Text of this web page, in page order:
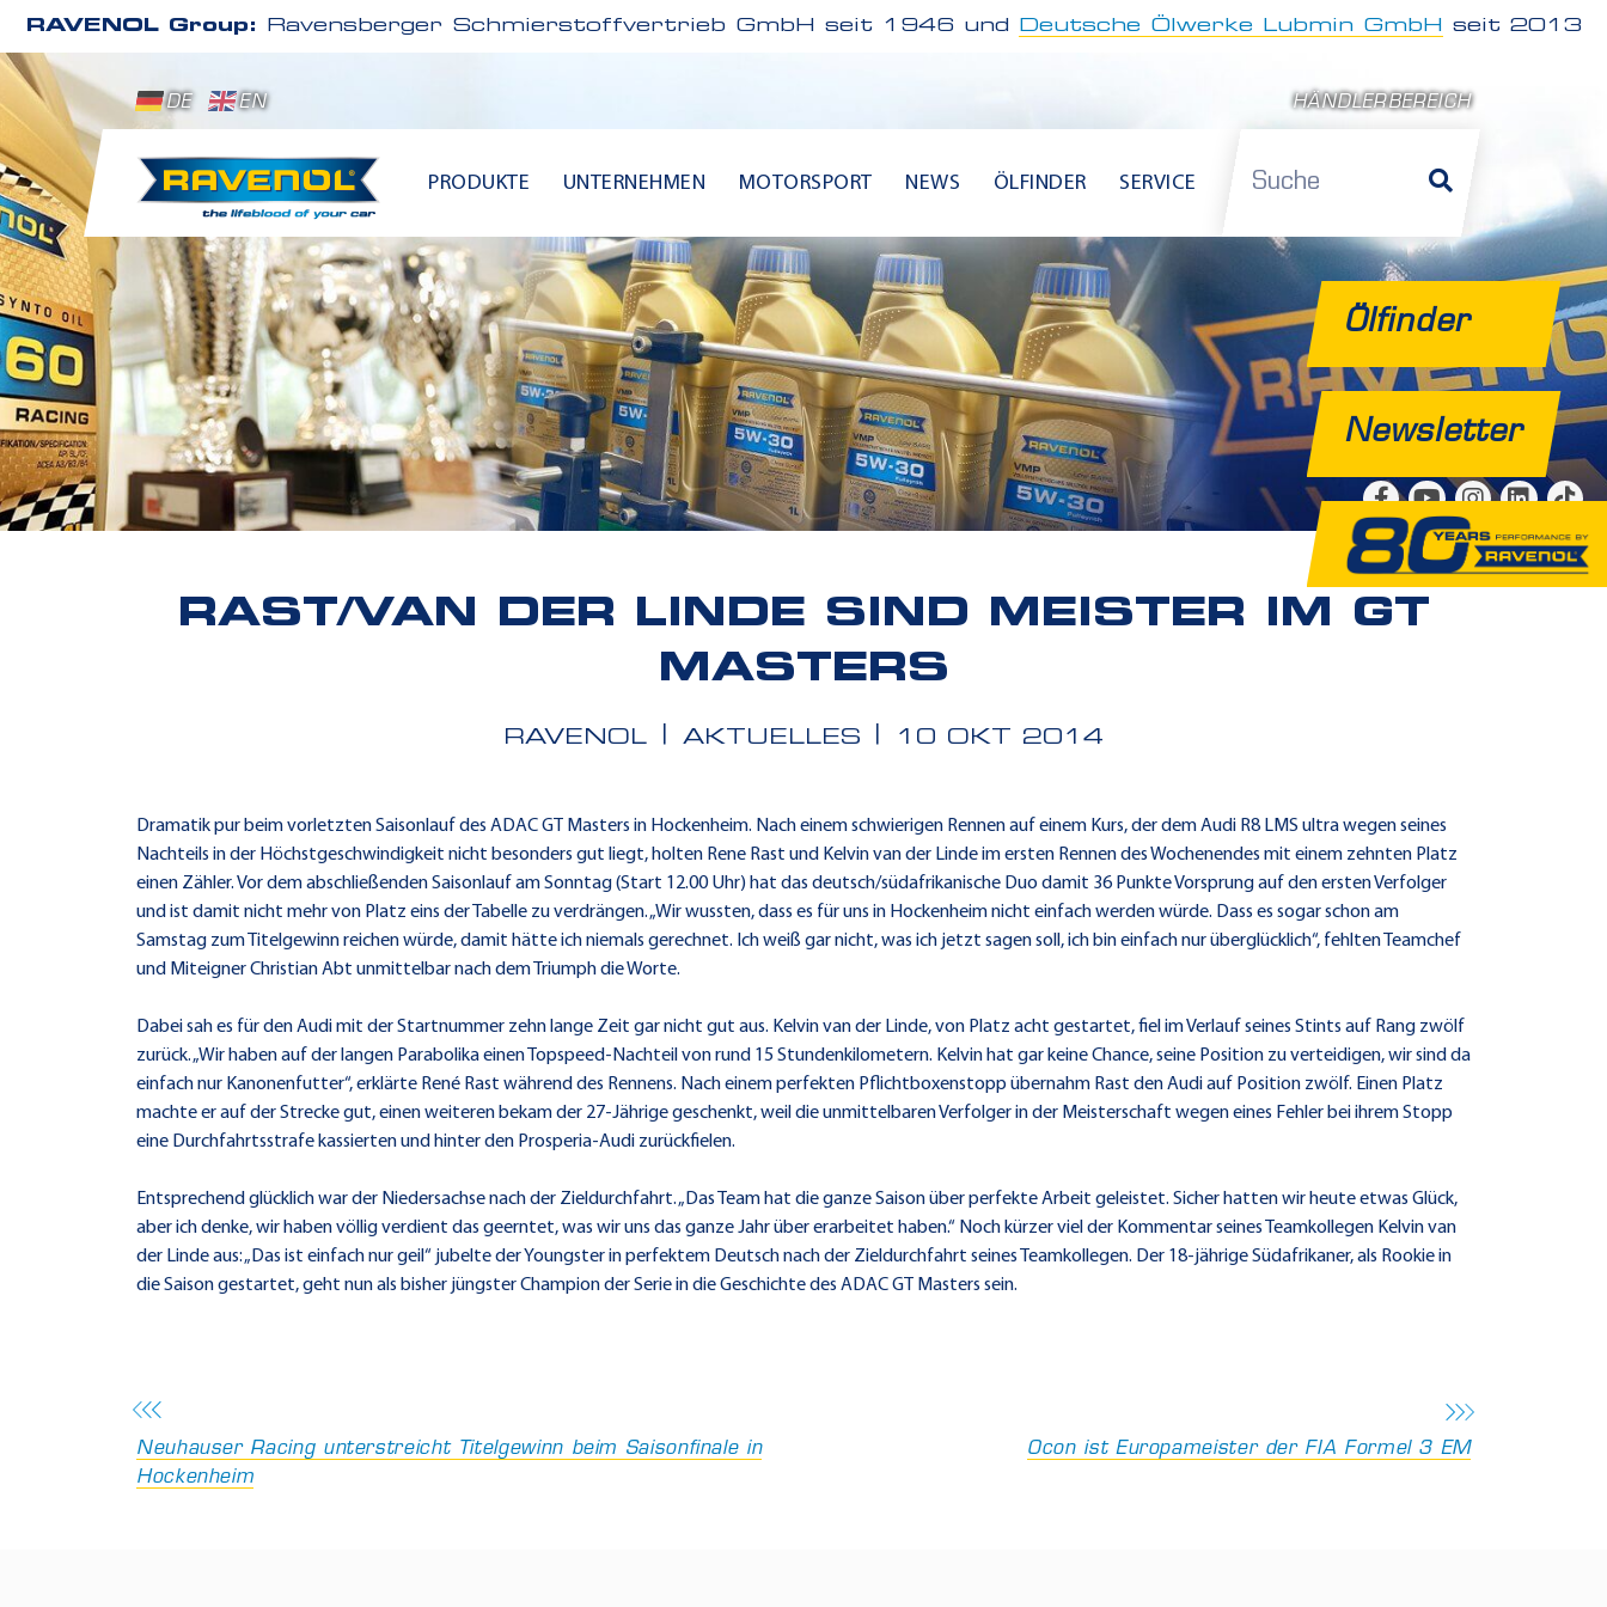
RAVENOL Group: Ravensberger Schmierstoffvertrieb GmbH seit 1946 und Deutsche Ölwerke Lubmin GmbH seit 2013
DE EN HÄNDLERBEREICH
PRODUKTE UNTERNEHMEN MOTORSPORT NEWS ÖLFINDER SERVICE
Ölfinder
Newsletter
RAST/VAN DER LINDE SIND MEISTER IM GT
MASTERS
RAVENOL AKTUELLES 10 OKT 2014
Dramatik pur beim vorletzten Saisonlauf des ADAC GT Masters in Hockenheim. Nach einem schwierigen Rennen auf einem Kurs, der dem Audi R8 LMS ultra wegen seines
Nachteils in der Höchstgeschwindigkeit nicht besonders gut liegt, holten Rene Rast und Kelvin van der Linde im ersten Rennen des Wochenendes mit einem zehnten Platz
einen Zähler. Vor dem abschließenden Saisonlauf am Sonntag (Start 12.00 Uhr) hat das deutsch/südafrikanische Duo damit 36 Punkte Vorsprung auf den ersten Verfolger
und ist damit nicht mehr von Platz eins der Tabelle zu verdrängen. „Wir wussten, dass es für uns in Hockenheim nicht einfach werden würde. Dass es sogar schon am
Samstag zum Titelgewinn reichen würde, damit hätte ich niemals gerechnet. Ich weiß gar nicht, was ich jetzt sagen soll, ich bin einfach nur überglücklich“, fehlten Teamchef
und Miteigner Christian Abt unmittelbar nach dem Triumph die Worte.
Dabei sah es für den Audi mit der Startnummer zehn lange Zeit gar nicht gut aus. Kelvin van der Linde, von Platz acht gestartet, fiel im Verlauf seines Stints auf Rang zwölf
zurück. „Wir haben auf der langen Parabolika einen Topspeed-Nachteil von rund 15 Stundenkilometern. Kelvin hat gar keine Chance, seine Position zu verteidigen, wir sind da
einfach nur Kanonenfutter“, erklärte René Rast während des Rennens. Nach einem perfekten Pflichtboxenstopp übernahm Rast den Audi auf Position zwölf. Einen Platz
machte er auf der Strecke gut, einen weiteren bekam der 27-Jährige geschenkt, weil die unmittelbaren Verfolger in der Meisterschaft wegen eines Fehler bei ihrem Stopp
eine Durchfahrtsstrafe kassierten und hinter den Prosperia-Audi zurückfielen.
Entsprechend glücklich war der Niedersachse nach der Zieldurchfahrt. „Das Team hat die ganze Saison über perfekte Arbeit geleistet. Sicher hatten wir heute etwas Glück,
aber ich denke, wir haben völlig verdient das geerntet, was wir uns das ganze Jahr über erarbeitet haben.“ Noch kürzer viel der Kommentar seines Teamkollegen Kelvin van
der Linde aus: „Das ist einfach nur geil“ jubelte der Youngster in perfektem Deutsch nach der Zieldurchfahrt seines Teamkollegen. Der 18-jährige Südafrikaner, als Rookie in
die Saison gestartet, geht nun als bisher jüngster Champion der Serie in die Geschichte des ADAC GT Masters sein.
Neuhauser Racing unterstreicht Titelgewinn beim Saisonfinale in
Hockenheim
Ocon ist Europameister der FIA Formel 3 EM